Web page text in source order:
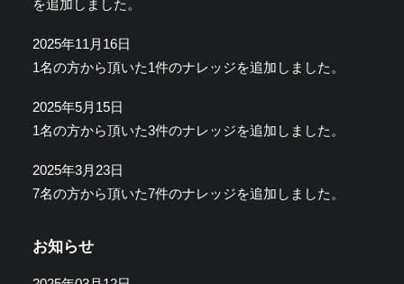
を追加しました。
2025年11月16日
1名の方から頂いた1件のナレッジを追加しました。
2025年5月15日
1名の方から頂いた3件のナレッジを追加しました。
2025年3月23日
7名の方から頂いた7件のナレッジを追加しました。
お知らせ